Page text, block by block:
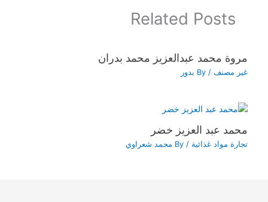
Related Posts
مروة محمد عبدالعزيز محمد بدران
غير مصنف / By بدور
محمد عبد العزيز خضر
تجارة مواد غذائية / By محمد شعراوي